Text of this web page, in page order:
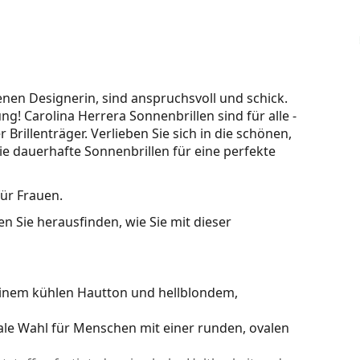
Designerin, sind anspruchsvoll und schick.
Carolina Herrera Sonnenbrillen sind für alle -
Verlieben Sie sich in die schönen,
dauerhafte Sonnenbrillen für eine perfekte
Frauen.
Sie herausfinden, wie Sie mit dieser
kühlen Hautton und hellblondem,
Wahl für Menschen mit einer runden, ovalen